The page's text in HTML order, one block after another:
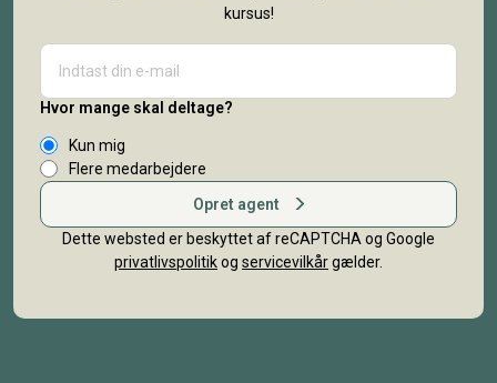
kursus!
Hvor mange skal deltage?
Kun mig
Flere medarbejdere
Opret agent
Dette websted er beskyttet af reCAPTCHA og Google
privatlivspolitikog servicevilkårgælder.